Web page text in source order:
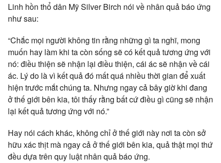
Linh hồn thổ dân Mỹ Silver Birch nói về nhân quả báo ứng
như sau:
“Chắc mọi người không tin rằng những gì ta nghĩ, mong
muốn hay làm khi ta còn sống sẽ có kết quả tương ứng với
nó: điều thiện sẽ nhận lại điều thiện, cái ác sẽ nhận về cái
ác. Lý do là vì kết quả đó mất quá nhiều thời gian để xuất
hiện trước mắt chúng ta. Nhưng ngay cả bây giờ khi đang
ở thế giới bên kia, tôi thấy rằng bất cứ điều gì cũng sẽ nhận
lại kết quả tương ứng với nó.”
Hay nói cách khác, không chỉ ở thế giới này nơi ta còn sở
hữu xác thịt mà ngay cả ở thế giới bên kia, quả thật mọi thứ
đều dựa trên quy luật nhân quả báo ứng.